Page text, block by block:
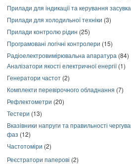
Прилади для індикації та керування
Прилади для холодильної техніки (3)
Прилади контролю рідин (25)
Програмовані логічні контролери (15)
Радіоелектровимірювальна апаратура (84)
Аналізатори якості електричної енергії(1)
Генератори частот (2)
Комплекти перевірочного обладнання (7)
Рефлектометри (20)
Тестери (13)
Вказівники напруги та правильності
фаз (12)
Частотоміри (2)
Реєстратори паперові (2)